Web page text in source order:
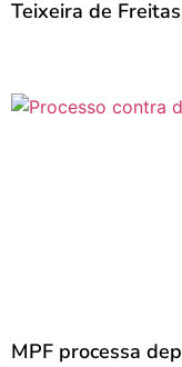
Teixeira de Freitas
MPF processa